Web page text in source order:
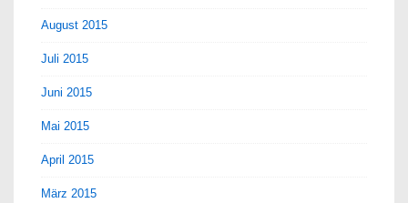
August 2015
Juli 2015
Juni 2015
Mai 2015
April 2015
März 2015